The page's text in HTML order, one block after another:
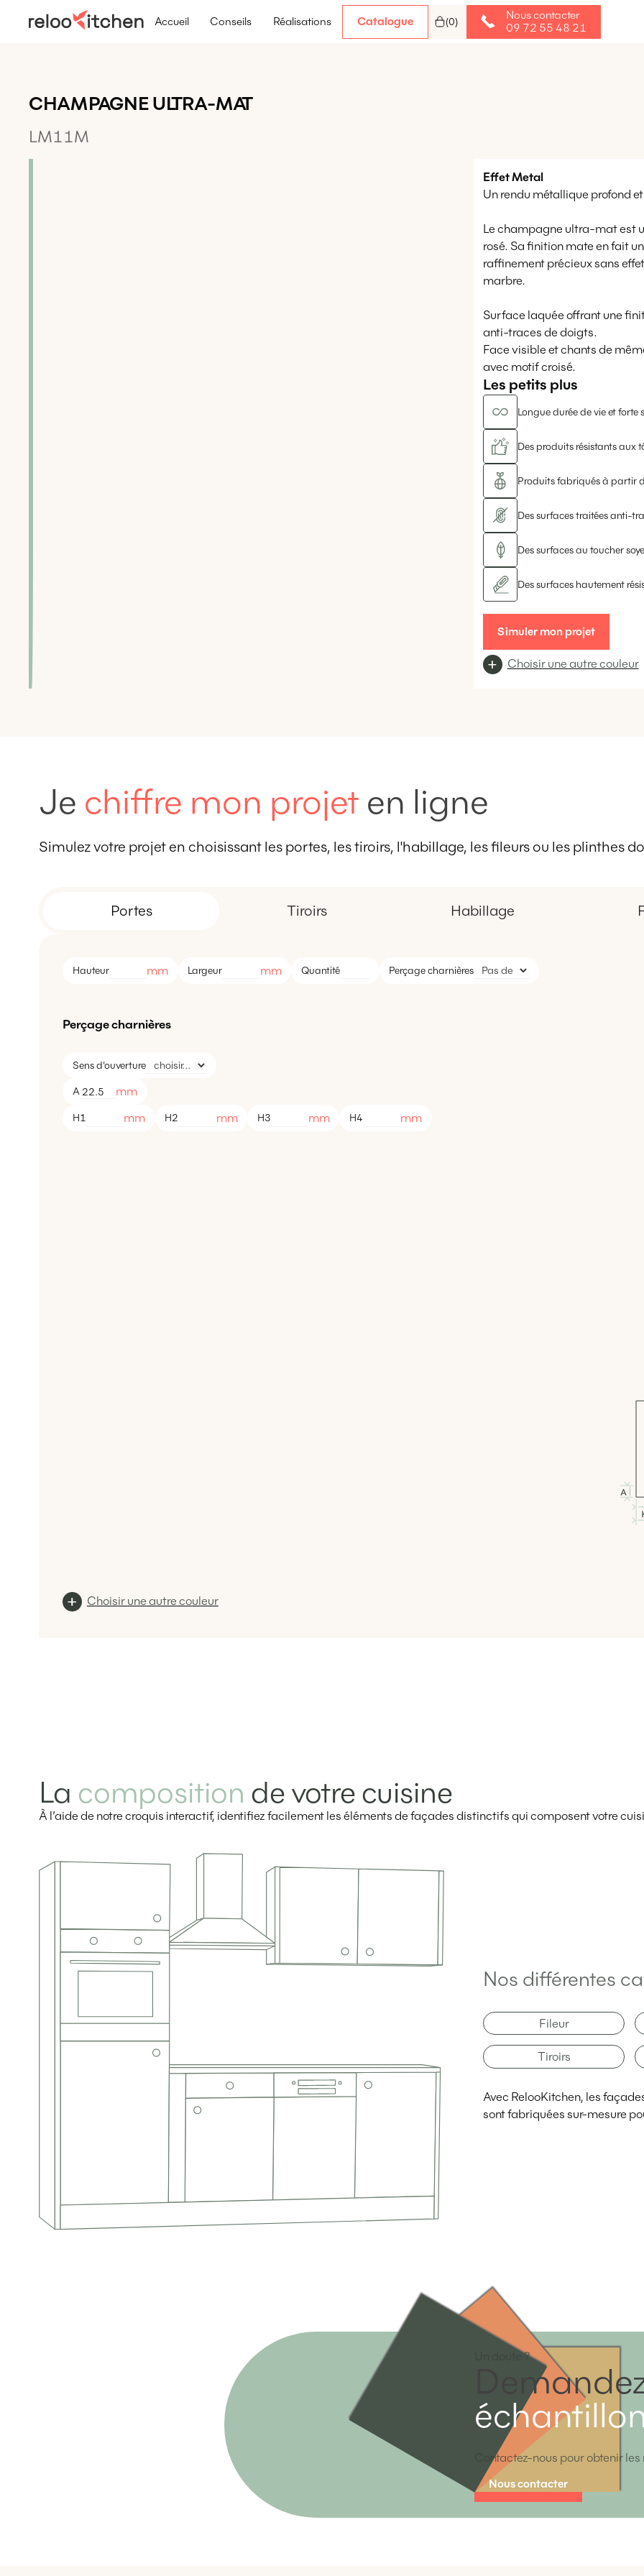
Accueil Conseils Réalisations Catalogue (0)
Nous contacter
09 72 55 48 21
CHAMPAGNE ULTRA-MAT
LM11M
EffetMetal
Un rendu métallique profond
Le champagne ultra-mat est
rosé. Sa finition mate en fait
raffinement précieux sans
marbre.
Surface laquée offrant une
anti-traces de doigts.
Face visible et chants de
avec motif croisé.
Les petits plus
Longue durée de vie et forte
Des produits résistants aux
Produits fabriqués à partir
Des surfaces traitées anti-
Des surfaces au toucher
Des surfaces hautement
Simuler mon projet
Choisir une autre couleur
Je chiffre mon projet en ligne
Simulez votre projet en choisissant les portes, les tiroirs, l'habillage, les fileurs ou les plinthes
Portes Tiroirs Habillage
Hauteur mm Largeur mm Quantité Perçage charnières
Perçage charnières
Sens d'ouverture
A mm
H1 mm H2 mm H3 mm H4 mm
Choisir une autre couleur
La composition de votre cuisine
À l’aide de notre croquis interactif, identifiez facilement les éléments de façades distinctifs qui composent votre
Nos différentes
Fileur
Tiroirs
Avec RelooKitchen, les
sont fabriquées sur-mesure
Un doute ?
Contactez-nous pour obtenir
Nous contacter